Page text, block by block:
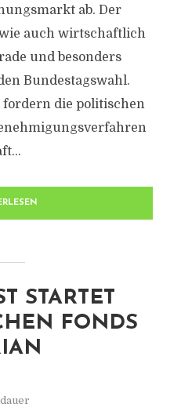
ab. Der
auch wirtschaftlich
und besonders
Bundestagswahl.
fordern die politischen
STARTET
FONDS